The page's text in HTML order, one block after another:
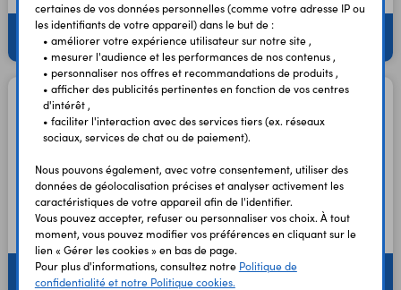
Commutateurs connectés Détecteurs connectés
Robots aspirateurs Autres appareils connectés
certaines de vos données personnelles (comme votre adresse IP ou
les identifiants de votre appareil) dans le but de :
• améliorer votre expérience utilisateur sur notre site ,
• mesurer l'audience et les performances de nos contenus ,
• personnaliser nos offres et recommandations de produits ,
• afficher des publicités pertinentes en fonction de vos centres
d'intérêt ,
• faciliter l'interaction avec des services tiers (ex. réseaux
sociaux, services de chat ou de paiement).
Nous pouvons également, avec votre consentement, utiliser des
données de géolocalisation précises et analyser activement les
caractéristiques de votre appareil afin de l'identifier.
Vous pouvez accepter, refuser ou personnaliser vos choix. À tout
moment, vous pouvez modifier vos préférences en cliquant sur le
lien « Gérer les cookies » en bas de page.
Pour plus d'informations, consultez notre Politique de
confidentialité et notre Politique cookies.